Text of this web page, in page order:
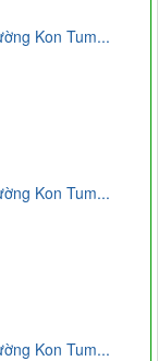
Kon Tum...
Kon Tum...
Kon Tum...